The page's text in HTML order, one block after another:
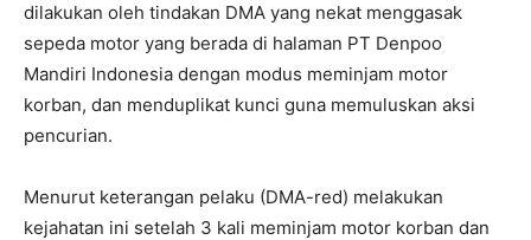
dilakukan oleh tindakan DMA yang nekat menggasak
sepeda motor yang berada di halaman PT Denpoo
Mandiri Indonesia dengan modus meminjam motor
korban, dan menduplikat kunci guna memuluskan aksi
pencurian.
Menurut keterangan pelaku (DMA-red) melakukan
kejahatan ini setelah 3 kali meminjam motor korban dan